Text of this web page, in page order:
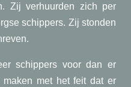
Zij verhuurden zich per
schippers. Zij stonden
schippers voor dan er
met het feit dat er